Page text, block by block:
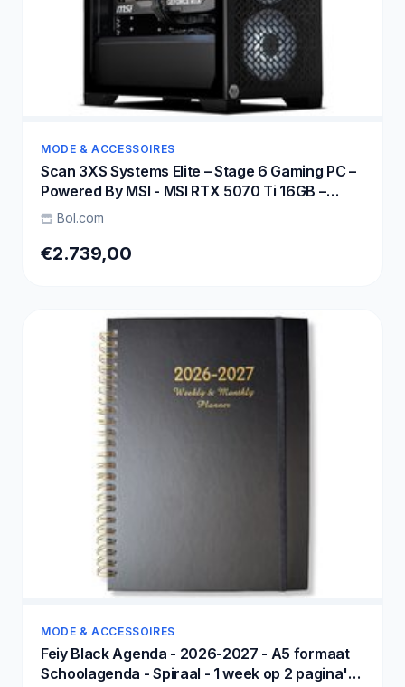
MODE & ACCESSOIRES
Scan 3XS Systems Elite – Stage 6 Gaming PC –
Powered By MSI - MSI RTX 5070 Ti 16GB –
Ryzen 7 7800X3D – Corsair DDR5 32GB – 2TB
Bol.com
€2.739,00
MODE & ACCESSOIRES
Feiy Black Agenda - 2026-2027 - A5 formaat
Schoolagenda - Spiraal - 1 week op 2 pagina's